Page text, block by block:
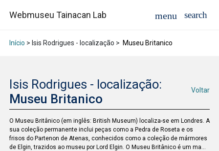
Webmuseu Tainacan Lab
Início > Isis Rodrigues - localização > Museu Britanico
Isis Rodrigues - localização:
Museu Britanico
Voltar
O Museu Britânico (em inglês: British Museum) localiza-se em Londres. A
sua coleção permanente inclui peças como a Pedra de Roseta e os
frisos do Partenon de Atenas, conhecidos como a coleção de mármores
de Elgin, trazidos ao museu por Lord Elgin. O Museu Britânico é um ma